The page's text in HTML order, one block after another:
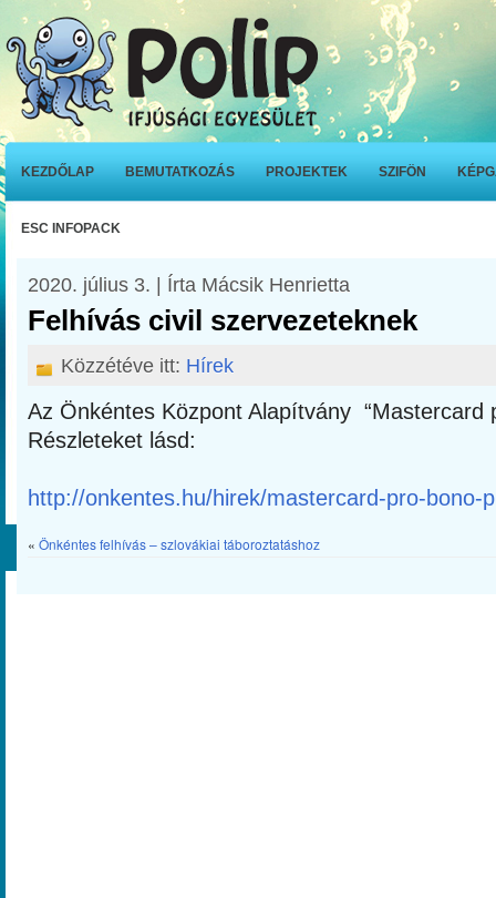
KEZDŐLAP BEMUTATKOZÁS PROJEKTEK SZIFÖN
ESC INFOPACK
2020. július 3. | Írta Mácsik Henrietta
Felhívás civil szervezeteknek
Közzétéve itt: Hírek
Az Önkéntes Központ Alapítvány “Mastercard
Részleteket lásd:
http://onkentes.hu/hirek/mastercard-pro-bono-
« Önkéntes felhívás – szlovákiai táboroztatáshoz